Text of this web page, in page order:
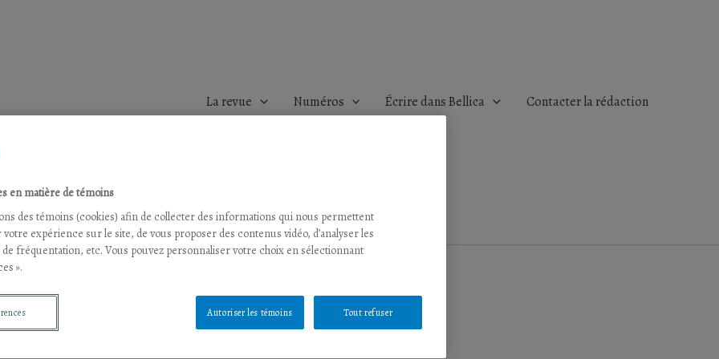
La revue Numéros Écrire dans Bellica Contacter la rédaction
en matière de témoins
des témoins (cookies) afin de collecter des informations qui nous permettent
votre expérience sur le site, de vous proposer des contenus vidéo, d’analyser les
de fréquentation, etc. Vous pouvez personnaliser votre choix en sélectionnant
».
Tout refuser
Autoriser les témoins